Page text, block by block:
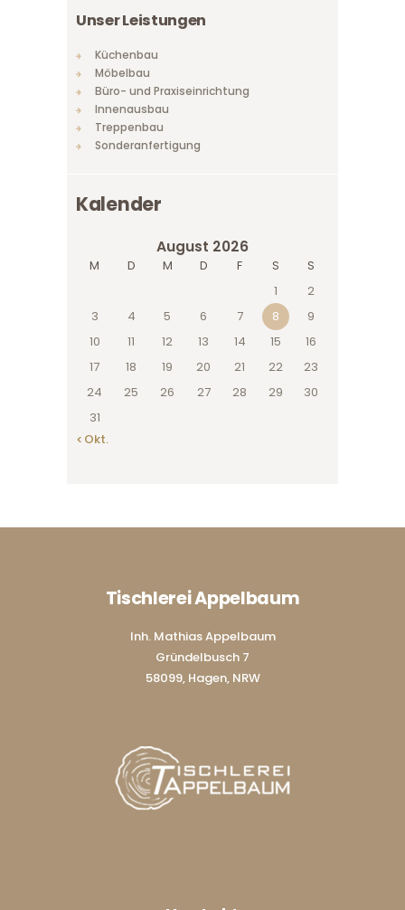
Unser Leistungen
Küchenbau
Möbelbau
Büro- und Praxiseinrichtung
Innenausbau
Treppenbau
Sonderanfertigung
Kalender
August 2026
M D M D F S
S
1
2
3
4 5 6 7 8
9
10
11 12 13 14 15
16
17
18 19 20 21 22
23
24
25 26 27 28 29
30
31
« Okt.
Tischlerei Appelbaum
Inh. Mathias Appelbaum
Gründelbusch 7
58099, Hagen, NRW